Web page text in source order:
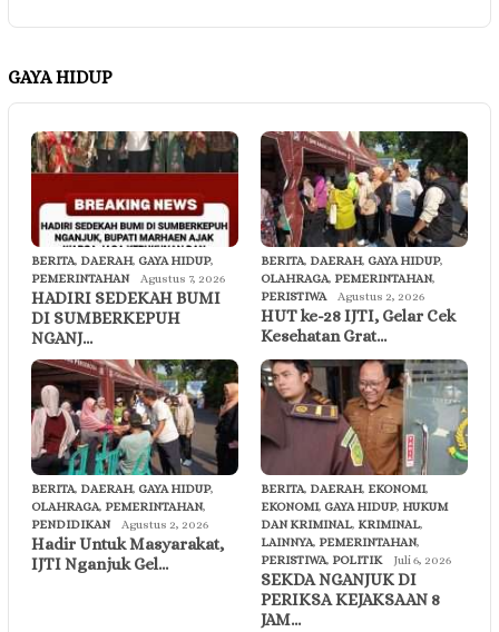
GAYA HIDUP
BERITA, DAERAH, GAYA HIDUP,
PEMERINTAHAN
Agustus 7, 2026
HADIRI SEDEKAH BUMI
DI SUMBERKEPUH
NGANJ…
BERITA, DAERAH, GAYA HIDUP,
OLAHRAGA, PEMERINTAHAN,
PERISTIWA
Agustus 2, 2026
HUT ke-28 IJTI, Gelar Cek
Kesehatan Grat…
BERITA, DAERAH, GAYA HIDUP,
OLAHRAGA, PEMERINTAHAN,
PENDIDIKAN
Agustus 2, 2026
Hadir Untuk Masyarakat,
IJTI Nganjuk Gel…
BERITA, DAERAH, EKONOMI,
EKONOMI, GAYA HIDUP, HUKUM
DAN KRIMINAL, KRIMINAL,
LAINNYA, PEMERINTAHAN,
PERISTIWA, POLITIK Juli 6, 2026
SEKDA NGANJUK DI
PERIKSA KEJAKSAAN 8
JAM…